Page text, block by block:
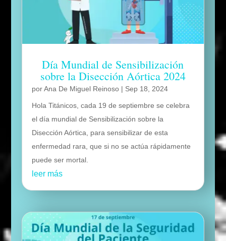
Día Mundial de Sensibilización
sobre la Disección Aórtica 2024
porAna De Miguel Reinoso| Sep 18, 2024
Hola Titánicos, cada 19 de septiembre se celebra
el día mundial de Sensibilización sobre la
Disección Aórtica, para sensibilizar de esta
enfermedad rara, que si no se actúa rápidamente
puede ser mortal.
leer más